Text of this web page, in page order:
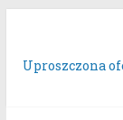
treści
Uproszczona
ZARZĄDZENIE